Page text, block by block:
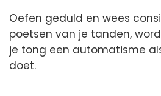
Oefen geduld en wees
poetsen van je tanden,
je tong een automatisme
doet.